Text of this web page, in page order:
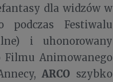
dla widzów w
podczas Festiwalu
i uhonorowany
Filmu Animowanego
ARCO szybko